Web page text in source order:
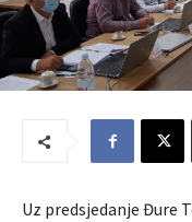
Uz predsjedanje Đure